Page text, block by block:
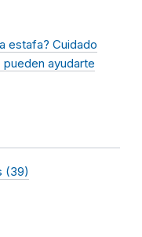
estafa? Cuidado
ayudarte
(39)